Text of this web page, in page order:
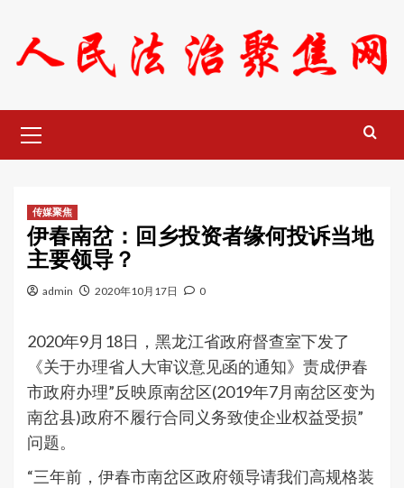
content
Menu
传媒聚焦
伊春南岔：回乡投资者缘何投诉当地
主要领导？
admin 2020年10月17日 0
2020年9月18日，黑龙江省政府督查室下发了
《关于办理省人大审议意见函的通知》责成伊春
市政府办理”反映原南岔区(2019年7月南岔区变为
南岔县)政府不履行合同义务致使企业权益受损”
问题。
“三年前，伊春市南岔区政府领导请我们高规格装